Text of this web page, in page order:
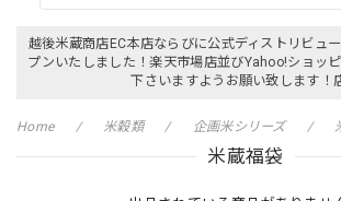
越後米蔵商店EC本店ならびに公式ディストリビュ
プンいたしました！楽天市場店並びYahoo!ショッ
下さいますようお願い致します！
Home 米穀類 企画米シリーズ
米蔵福袋